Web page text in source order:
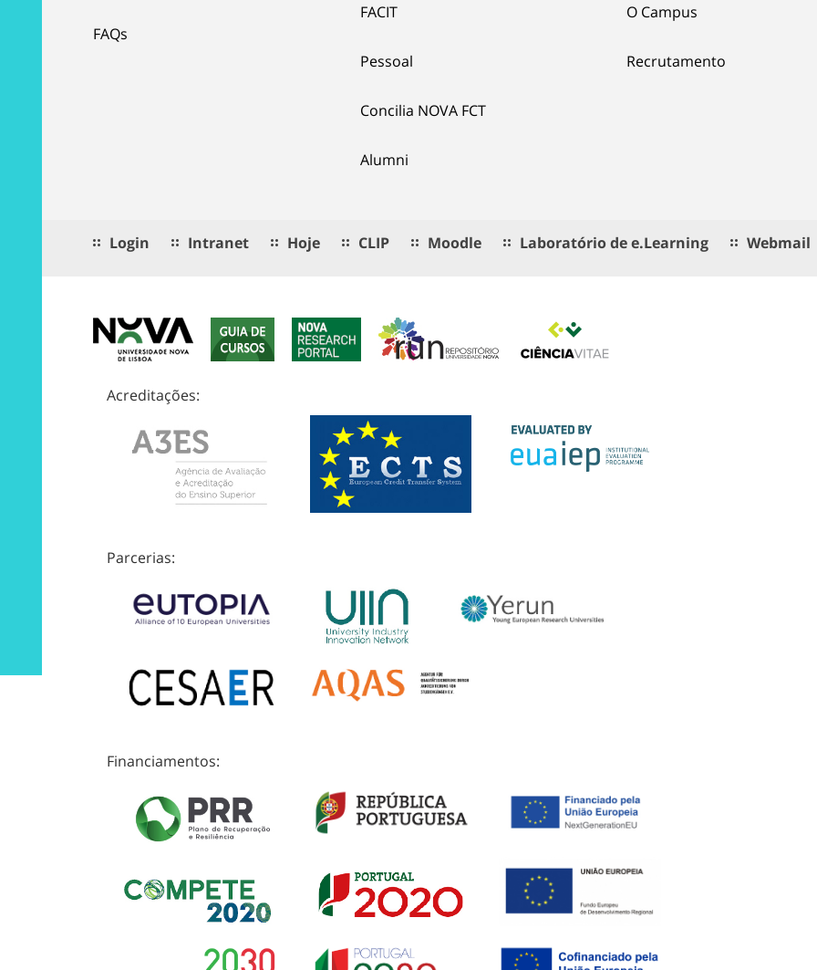
FAQs
FACIT
Pessoal
Concilia NOVA FCT
Alumni
O Campus
Recrutamento
Login Intranet Hoje CLIP Moodle Laboratório de e.Learning Webmail
Acreditações:
Parcerias:
Financiamentos: